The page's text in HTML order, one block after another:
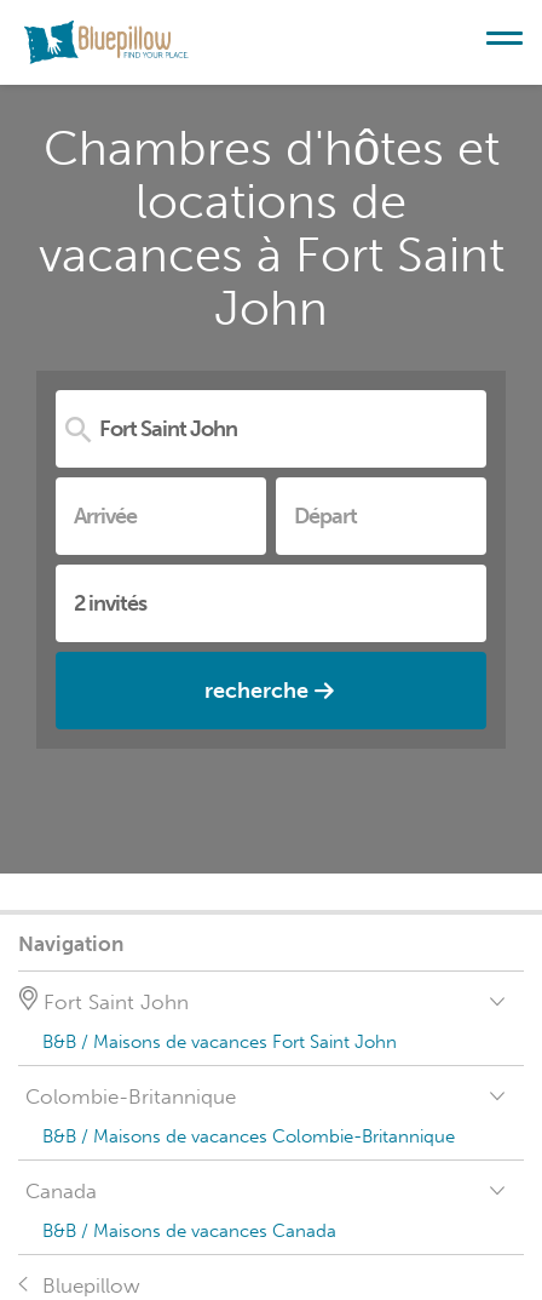
Chambres d'hôtes et
locations de
vacances à Fort Saint
John
recherche
Navigation
Fort Saint John
B&B / Maisons de vacances Fort Saint John
Colombie-Britannique
B&B / Maisons de vacances Colombie-Britannique
Canada
B&B / Maisons de vacances Canada
Bluepillow